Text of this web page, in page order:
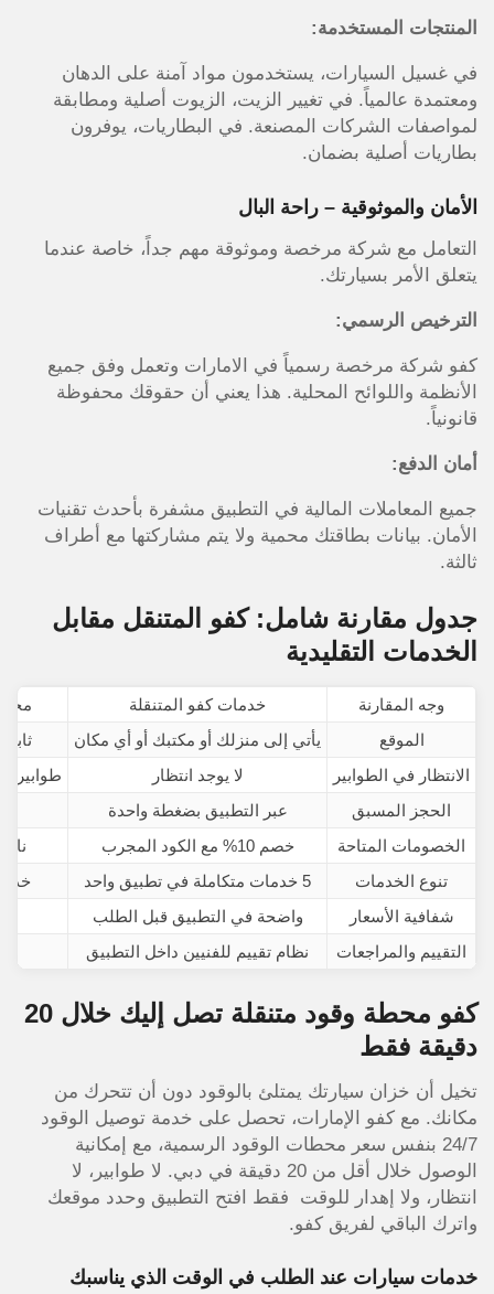
المنتجات المستخدمة:
في غسيل السيارات، يستخدمون مواد آمنة على الدهان
ومعتمدة عالمياً. في تغيير الزيت، الزيوت أصلية ومطابقة
لمواصفات الشركات المصنعة. في البطاريات، يوفرون
بطاريات أصلية بضمان.
الأمان والموثوقية – راحة البال
التعامل مع شركة مرخصة وموثوقة مهم جداً، خاصة عندما
يتعلق الأمر بسيارتك.
الترخيص الرسمي:
كفو شركة مرخصة رسمياً في الامارات وتعمل وفق جميع
الأنظمة واللوائح المحلية. هذا يعني أن حقوقك محفوظة
قانونياً.
أمان الدفع:
جميع المعاملات المالية في التطبيق مشفرة بأحدث تقنيات
الأمان. بيانات بطاقتك محمية ولا يتم مشاركتها مع أطراف
ثالثة.
جدول مقارنة شامل: كفو المتنقل مقابل
الخدمات التقليدية
وجه المقارنة خدمات كفو المتنقلة
الموقع
يأتي إلى منزلك أو مكتبك أو أي مكان
الانتظار في الطوابير
لا يوجد انتظار
طوابير
الحجز المسبق
عبر التطبيق بضغطة واحدة
الخصومات المتاحة
خصم 10% مع الكود المجرب
تنوع الخدمات
5 خدمات متكاملة في تطبيق واحد
شفافية الأسعار
واضحة في التطبيق قبل الطلب
التقييم والمراجعات
نظام تقييم للفنيين داخل التطبيق
كفو محطة وقود متنقلة تصل إليك خلال 20
دقيقة فقط
تخيل أن خزان سيارتك يمتلئ بالوقود دون أن تتحرك من
مكانك. مع كفو الإمارات، تحصل على خدمة توصيل الوقود
24/7 بنفس سعر محطات الوقود الرسمية، مع إمكانية
الوصول خلال أقل من 20 دقيقة في دبي. لا طوابير، لا
انتظار، ولا إهدار للوقت فقط افتح التطبيق وحدد موقعك
واترك الباقي لفريق كفو.
خدمات سيارات عند الطلب في الوقت الذي يناسبك